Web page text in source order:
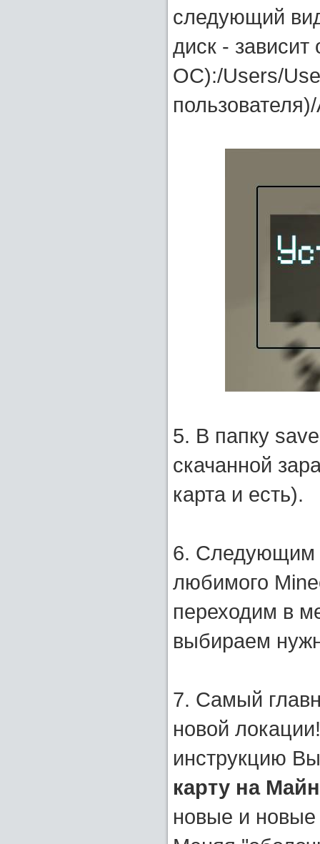
следующий
диск -
ОС):/Users/
5. В папку
скачанной
карта и есть).
6. Следующим
любимого
переходим в
выбираем
7. Самый
новой
инструкцию
карту на
новые и новые